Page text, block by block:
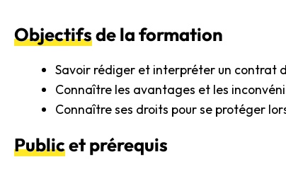
Objectifsde la formation
Savoir rédiger et interpréter un contrat
Connaître les avantages et les
Connaître ses droits pour se protéger
Publicet prérequis